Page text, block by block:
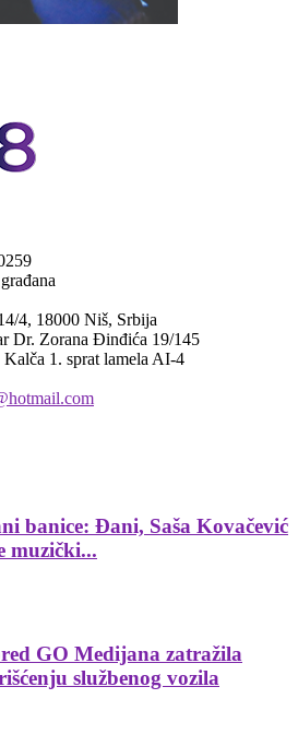
4, 18000 Niš, Srbija
Dr. Zorana Đinđića 19/145
Kalča 1. sprat lamela AI-4
banice: Đani, Saša Kovačević
muzički...
GO Medijana zatražila
službenog vozila